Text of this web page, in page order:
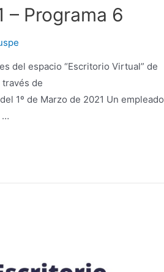
– Programa 6
del espacio “Escritorio Virtual” de
través de
1º de Marzo de 2021 Un empleado
…